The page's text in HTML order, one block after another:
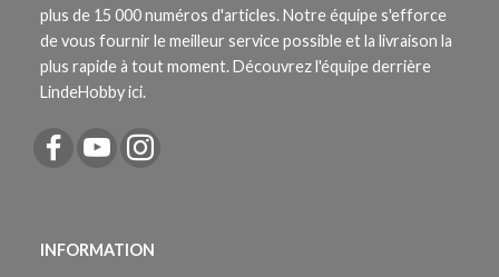
plus de 15 000 numéros d'articles. Notre équipe s'efforce
de vous fournir le meilleur service possible et la livraison la
plus rapide à tout moment. Découvrez l'équipe derrière
LindeHobby ici.
INFORMATION